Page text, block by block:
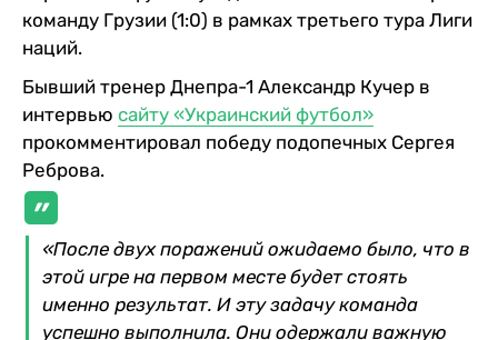
команду Грузии (1:0) в рамках третьего тура Лиги
наций.
Бывший тренер Днепра-1 Александр Кучер в
интервью сайту «Украинский футбол»
прокомментировал победу подопечных Сергея
Реброва.
«После двух поражений ожидаемо было, что в
этой игре на первом месте будет стоять
именно результат. И эту задачу команда
успешно выполнила. Они одержали важную